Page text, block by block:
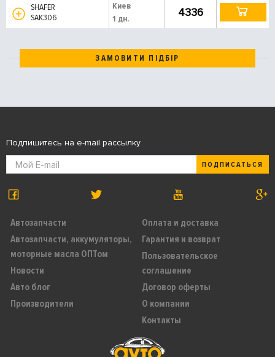
SHAFER
SAK306
Киев
1 дн.
4336
ЗАМОВИТИ ПІДБІР
Автозапчасти
Автозапчасти, аккумуляторы,
моторные масла ОПТом
Новости
Авто блог
Производители
Оплата и доставка
Гарантия и возврат
Пользовательское
соглашение
Договор оферты
О компании
Контакты
Подпишитесь на e-mail рассылку
ПОДПИСАТЬСЯ